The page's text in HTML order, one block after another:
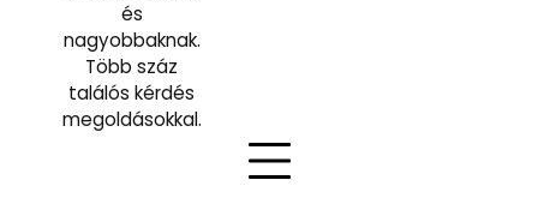
és
nagyobbaknak.
Több száz
találós kérdés
megoldásokkal.